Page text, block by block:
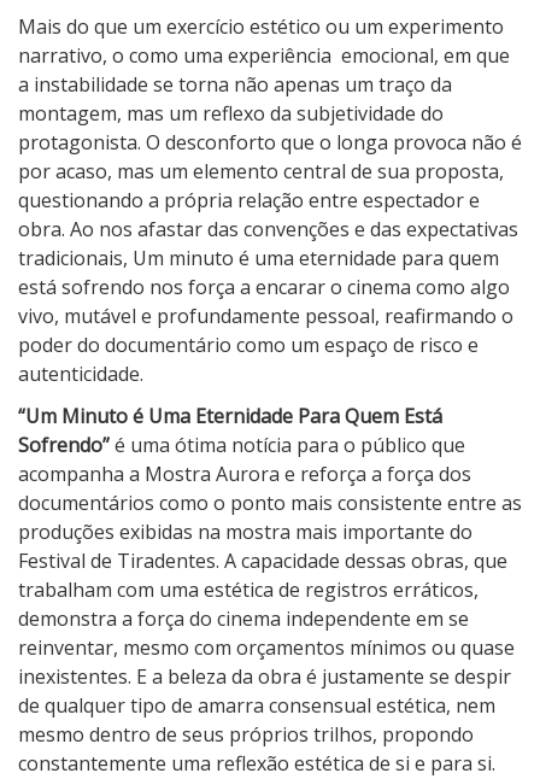
Mais do que um exercício estético ou um experimento
narrativo, o como uma experiência emocional, em que
a instabilidade se torna não apenas um traço da
montagem, mas um reflexo da subjetividade do
protagonista. O desconforto que o longa provoca não é
por acaso, mas um elemento central de sua proposta,
questionando a própria relação entre espectador e
obra. Ao nos afastar das convenções e das expectativas
tradicionais, Um minuto é uma eternidade para quem
está sofrendo nos força a encarar o cinema como algo
vivo, mutável e profundamente pessoal, reafirmando o
poder do documentário como um espaço de risco e
autenticidade.
“Um Minuto é Uma Eternidade Para Quem Está
Sofrendo”é uma ótima notícia para o público que
acompanha a Mostra Aurora e reforça a força dos
documentários como o ponto mais consistente entre as
produções exibidas na mostra mais importante do
Festival de Tiradentes. A capacidade dessas obras, que
trabalham com uma estética de registros erráticos,
demonstra a força do cinema independente em se
reinventar, mesmo com orçamentos mínimos ou quase
inexistentes. E a beleza da obra é justamente se despir
de qualquer tipo de amarra consensual estética, nem
mesmo dentro de seus próprios trilhos, propondo
constantemente uma reflexão estética de si e para si.